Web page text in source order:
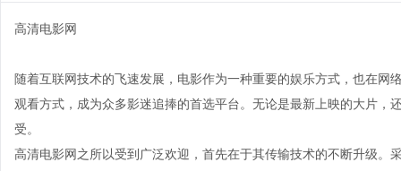
高清电影网
随着互联网技术的飞速发展，电影作为一种重要的娱乐方式，也在
观看方式，成为众多影迷追捧的首选平台。无论是最新上映的大片，
受。
高清电影网之所以受到广泛欢迎，首先在于其传输技术的不断升级。